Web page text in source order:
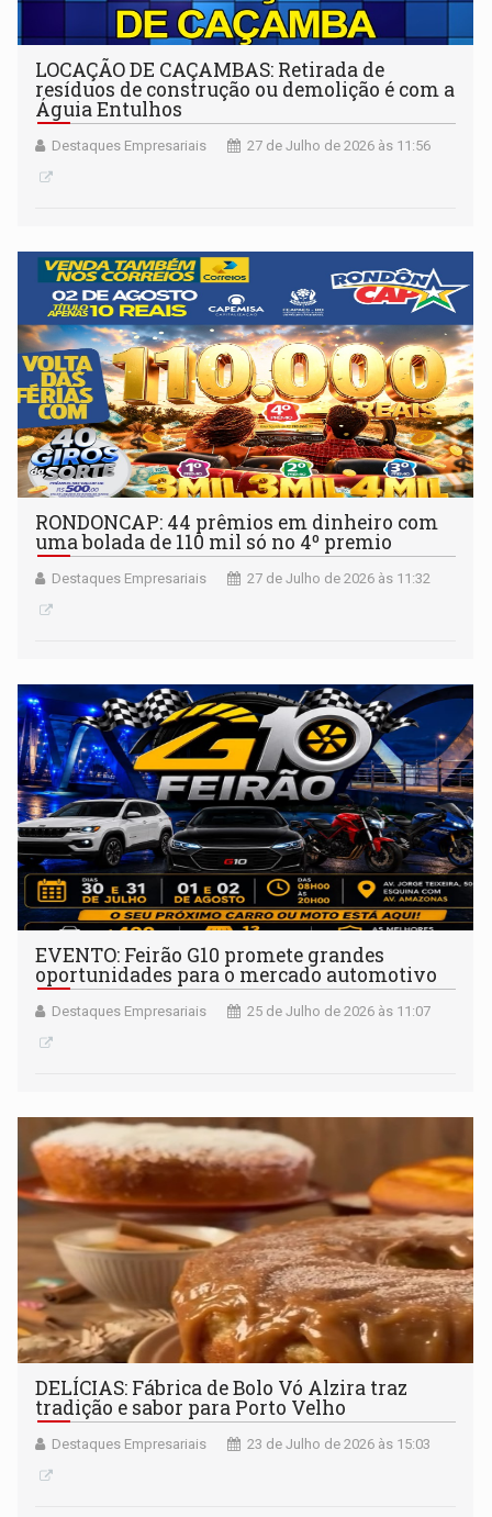
LOCAÇÃO DE CAÇAMBAS: Retirada de
resíduos de construção ou demolição é com a
Águia Entulhos
Destaques Empresariais 27 de Julho de 2026 às 11:56
RONDONCAP: 44 prêmios em dinheiro com
uma bolada de 110 mil só no 4º premio
Destaques Empresariais 27 de Julho de 2026 às 11:32
EVENTO: Feirão G10 promete grandes
oportunidades para o mercado automotivo
Destaques Empresariais 25 de Julho de 2026 às 11:07
DELÍCIAS: Fábrica de Bolo Vó Alzira traz
tradição e sabor para Porto Velho
Destaques Empresariais 23 de Julho de 2026 às 15:03